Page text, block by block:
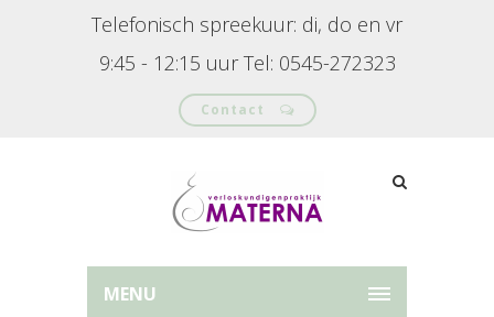
Telefonisch spreekuur: di, do en vr
9:45 - 12:15 uur Tel: 0545-272323
Contact
MENU